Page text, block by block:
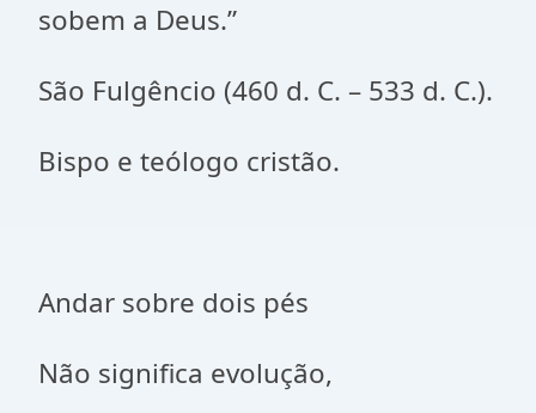
sobem a Deus.”
São Fulgêncio (460 d. C. – 533 d. C.).
Bispo e teólogo cristão.
Andar sobre dois pés
Não significa evolução,